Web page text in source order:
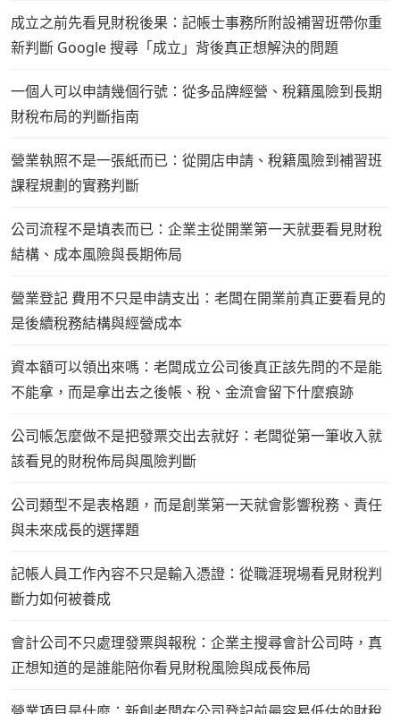
成立之前先看見財稅後果：記帳士事務所附設補習班帶你重
新判斷 Google 搜尋「成立」背後真正想解決的問題
一個人可以申請幾個行號：從多品牌經營、稅籍風險到長期
財稅布局的判斷指南
營業執照不是一張紙而已：從開店申請、稅籍風險到補習班
課程規劃的實務判斷
公司流程不是填表而已：企業主從開業第一天就要看見財稅
結構、成本風險與長期佈局
營業登記 費用不只是申請支出：老闆在開業前真正要看見的
是後續稅務結構與經營成本
資本額可以領出來嗎：老闆成立公司後真正該先問的不是能
不能拿，而是拿出去之後帳、稅、金流會留下什麼痕跡
公司帳怎麼做不是把發票交出去就好：老闆從第一筆收入就
該看見的財稅佈局與風險判斷
公司類型不是表格題，而是創業第一天就會影響稅務、責任
與未來成長的選擇題
記帳人員工作內容不只是輸入憑證：從職涯現場看見財稅判
斷力如何被養成
會計公司不只處理發票與報稅：企業主搜尋會計公司時，真
正想知道的是誰能陪你看見財稅風險與成長佈局